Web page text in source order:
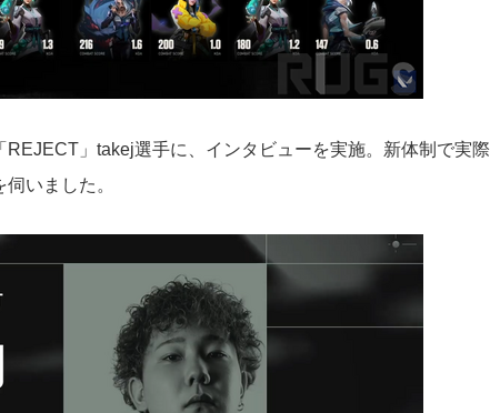
」takej選手に、インタビューを実施。新体制で実際
いました。